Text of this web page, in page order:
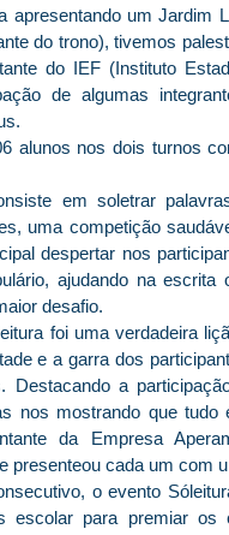
apresentando um Jardim
do trono), tivemos
do IEF (Instituto
de algumas
alunos nos dois turnos
em soletrar
uma competição
despertar nos
ajudando na
desafio.
foi uma verdadeira
e a garra dos
Destacando a
nos mostrando que
da Empresa
presenteou cada um com
o evento
escolar para premiar os